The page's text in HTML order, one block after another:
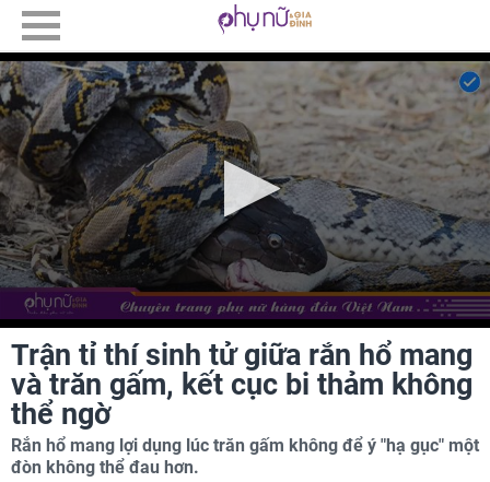
Trận tỉ thí sinh tử giữa rắn hổ mang
và trăn gấm, kết cục bi thảm không
thể ngờ
Rắn hổ mang lợi dụng lúc trăn gấm không để ý "hạ gục" một
đòn không thể đau hơn.